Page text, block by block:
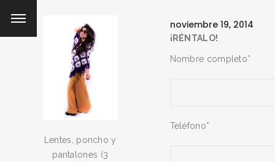
Lentes, poncho y
pantalones (3
noviembre 19, 2014
¡RÉNTALO!
Nombre completo*
Teléfono*